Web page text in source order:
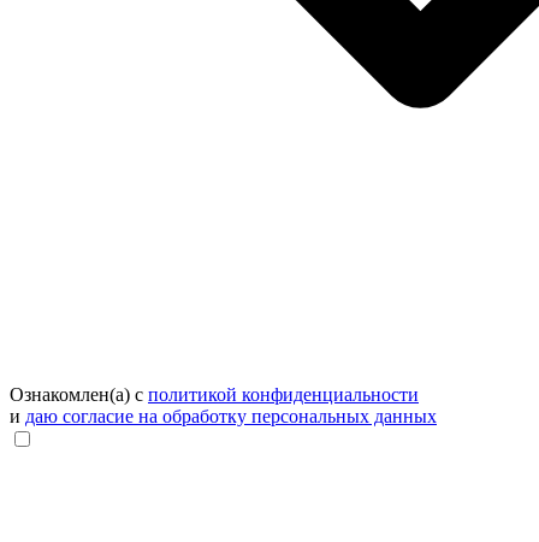
Ознакомлен(а) с политикой конфиденциальности
и даю согласие на обработку персональных данных